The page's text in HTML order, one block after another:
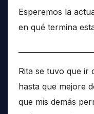
Esperemos la
en qué termina
Rita se tuvo que ir
hasta que mejore
que mis demás